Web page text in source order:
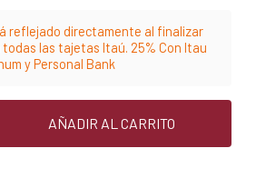
reflejado directamente al finalizar
todas las tajetas Itaú. 25% Con Itau
y Personal Bank
AÑADIR AL CARRITO